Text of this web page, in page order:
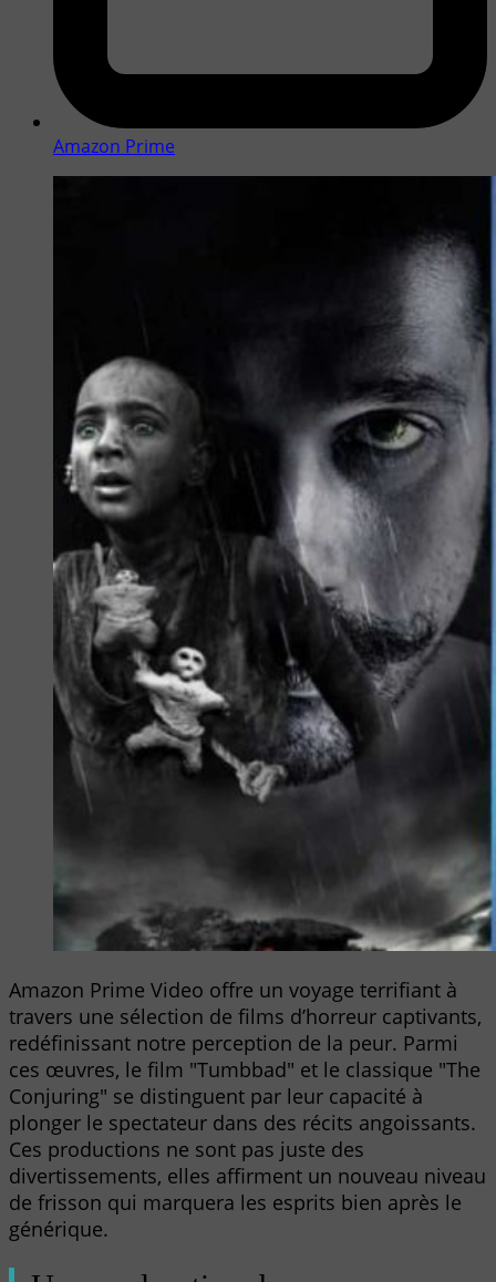
Amazon Prime
Amazon Prime Video offre un voyage terrifiant à
travers une sélection de films d’horreur captivants,
redéfinissant notre perception de la peur. Parmi
ces œuvres, le film "Tumbbad" et le classique "The
Conjuring" se distinguent par leur capacité à
plonger le spectateur dans des récits angoissants.
Ces productions ne sont pas juste des
divertissements, elles affirment un nouveau niveau
de frisson qui marquera les esprits bien après le
générique.